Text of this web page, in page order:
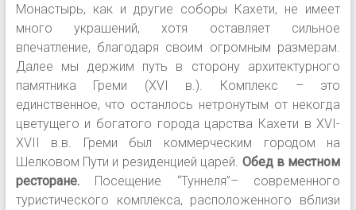
Монастырь, как и другие соборы Кахети, не имеет
много украшений, хотя оставляет сильное
впечатление, благодаря своим огромным размерам.
Далее мы держим путь в сторону архитектурного
памятника Греми (XVI в.). Комплекс – это
единственное, что останлось нетронутым от некогда
цветущего и богатого города царства Кахети в XVI-
XVII в.в. Греми был коммерческим городом на
Шелковом Пути и резиденцией царей. Обед в местном
ресторане.Посещение “Туннеля”– современного
туристического комплекса, расположенного вблизи